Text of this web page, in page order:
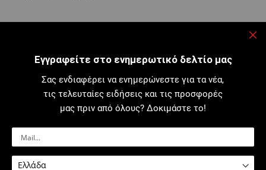
Εγγραφείτε στο ενημερωτικό δελτίο μας
Σας ενδιαφέρει να ενημερώνεστε για τα νέα,
τις τελευταίες ειδήσεις και τις προσφορές
μας πριν από όλους? Δοκιμάστε το!